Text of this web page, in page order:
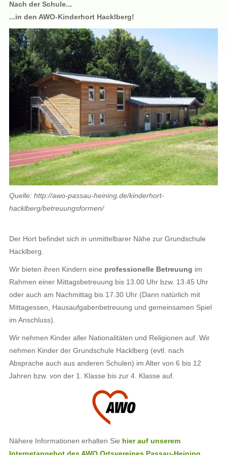
Nach der Schule...
...in den AWO-Kinderhort Hacklberg!
Quelle: http://awo-passau-heining.de/kinderhort-
hacklberg/betreuungsformen/
Der Hort befindet sich in unmittelbarer Nähe zur Grundschule
Hacklberg.
Wir bieten ihren Kindern eine professionelle Betreuung im
Rahmen einer Mittagsbetreuung bis 13.00 Uhr bzw. 13.45 Uhr
oder auch am Nachmittag bis 17.30 Uhr (Dann natürlich mit
Mittagessen, Hausaufgabenbetreuung und gemeinsamen Spiel
im Anschluss).
Wir nehmen Kinder aller Nationalitäten und Religionen auf. Wir
nehmen Kinder der Grundschule Hacklberg (evtl. nach
Absprache auch aus anderen Schulen) im Alter von 6 bis 12
Jahren bzw. von der 1. Klasse bis zur 4. Klasse auf.
Nähere Informationen erhalten Sie hier auf unserem
Internetangebot des AWO Ortsvereines Passau-Heining